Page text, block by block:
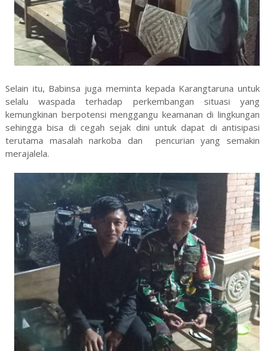
Selain itu, Babinsa juga meminta kepada Karangtaruna untuk
selalu waspada terhadap perkembangan situasi yang
kemungkinan berpotensi menggangu keamanan di lingkungan
sehingga bisa di cegah sejak dini untuk dapat di antisipasi
terutama masalah narkoba dan pencurian yang semakin
merajalela.